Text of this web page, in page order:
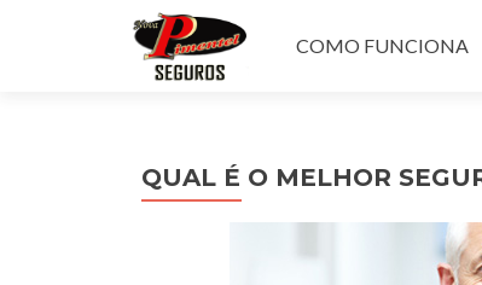
para
COMO FUNCIONA
QUAL É O MELHOR